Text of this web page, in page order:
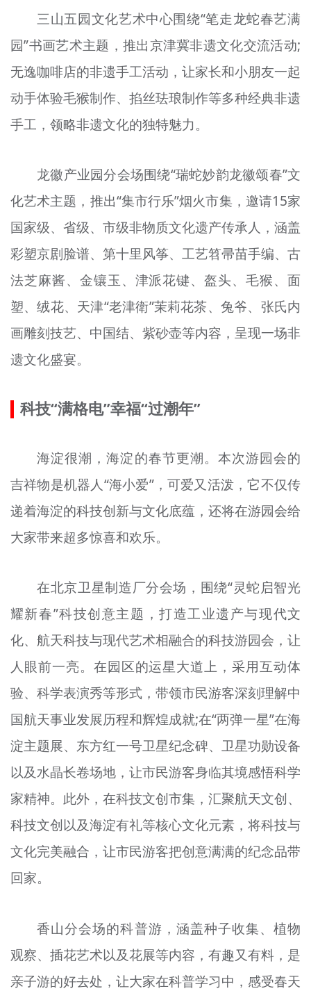
三山五园文化艺术中心围绕“笔走龙蛇春艺满
园”书画艺术主题，推出京津冀非遗文化交流活动;
无逸咖啡店的非遗手工活动，让家长和小朋友一起
动手体验毛猴制作、掐丝珐琅制作等多种经典非遗
手工，领略非遗文化的独特魅力。
龙徽产业园分会场围绕“瑞蛇妙韵龙徽颂春”文
化艺术主题，推出“集市行乐”烟火市集，邀请15家
国家级、省级、市级非物质文化遗产传承人，涵盖
彩塑京剧脸谱、第十里风筝、工艺笤帚苗手编、古
法芝麻酱、金镶玉、津派花键、盔头、毛猴、面
塑、绒花、天津“老津衛”茉莉花茶、兔爷、张氏内
画雕刻技艺、中国结、紫砂壶等内容，呈现一场非
遗文化盛宴。
科技“满格电”幸福“过潮年”
海淀很潮，海淀的春节更潮。本次游园会的
吉祥物是机器人“海小爱”，可爱又活泼，它不仅传
递着海淀的科技创新与文化底蕴，还将在游园会给
大家带来超多惊喜和欢乐。
在北京卫星制造厂分会场，围绕“灵蛇启智光
耀新春”科技创意主题，打造工业遗产与现代文
化、航天科技与现代艺术相融合的科技游园会，让
人眼前一亮。在园区的运星大道上，采用互动体
验、科学表演秀等形式，带领市民游客深刻理解中
国航天事业发展历程和辉煌成就;在“两弹一星”在海
淀主题展、东方红一号卫星纪念碑、卫星功勋设备
以及水晶长卷场地，让市民游客身临其境感悟科学
家精神。此外，在科技文创市集，汇聚航天文创、
科技文创以及海淀有礼等核心文化元素，将科技与
文化完美融合，让市民游客把创意满满的纪念品带
回家。
香山分会场的科普游，涵盖种子收集、植物
观察、插花艺术以及花展等内容，有趣又有料，是
亲子游的好去处，让大家在科普学习中，感受春天